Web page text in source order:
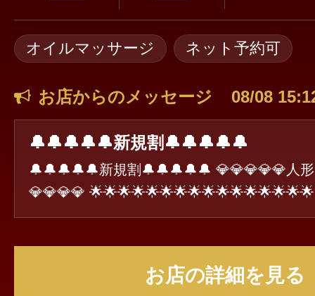
オイルマッサージ ネット予約可
お店からのメッセージ 08/08
🔔🔔🔔🔔🔔新規割🔔🔔🔔🔔🔔
🔔🔔🔔🔔🔔新規割🔔🔔🔔🔔🔔 💎💎💎💎💎人
💎💎💎💎 🌟🌟🌟🌟🌟🌟🌟🌟🌟🌟🌟🌟🌟🌟🌟🌟 🌟🌟🌟🌟🌟
新規割-1,000円🌟🌟🌟🌟🌟
お店の詳細を見る